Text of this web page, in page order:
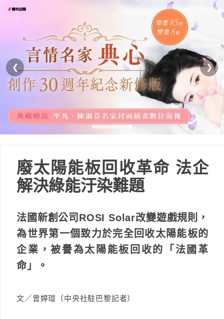
❮ ❯
廢太陽能板回收革命 法企
解決綠能汙染難題
法國新創公司ROSI Solar改變遊戲規則，
為世界第一個致力於完全回收太陽能板的
企業，被譽為太陽能板回收的「法國革
命」。
文／曾婷瑄（中央社駐巴黎記者）